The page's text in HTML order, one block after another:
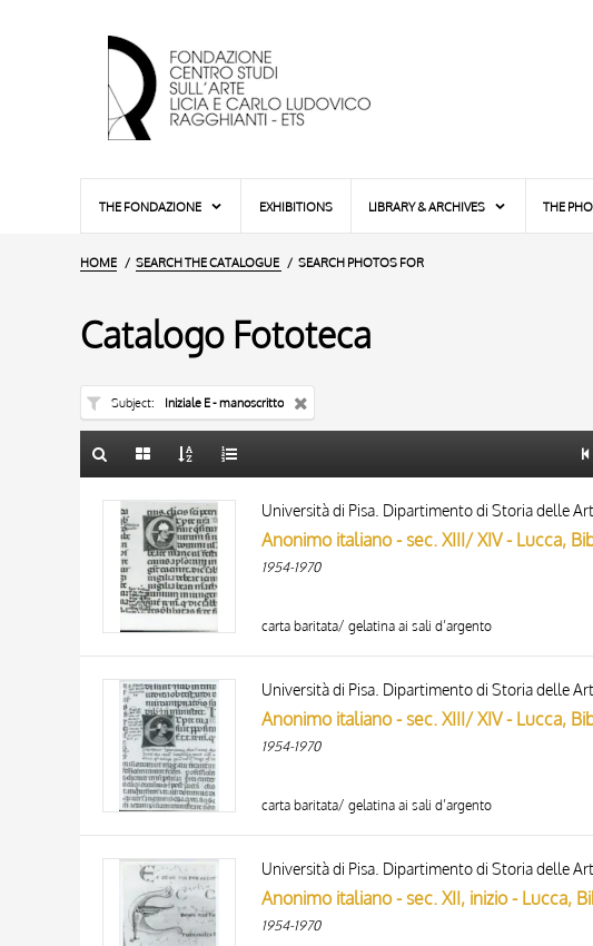
THE FONDAZIONE EXHIBITIONS LIBRARY & ARCHIVES THE
HOME SEARCH THE CATALOGUE SEARCH PHOTOS FOR
Catalogo Fototeca
Subject Iniziale E - manoscritto
AUTHOR
ARTISTA
MATERIAL AND TECHNIQUE
10 RESULTS
20 RESULTS
Università di Pisa. Dipartimento di Storia delle
1954-1970
carta baritata/ gelatina ai sali d’argento
Università di Pisa. Dipartimento di Storia delle
1954-1970
carta baritata/ gelatina ai sali d’argento
Università di Pisa. Dipartimento di Storia delle
1954-1970